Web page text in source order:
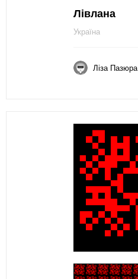
Лівлана
Україна
Ліза Пазюра